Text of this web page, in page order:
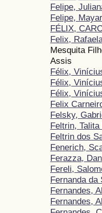
Felipe,
Felipe,
FÉLIX,
Felix,
Mesquita
Assis
Félix,
Félix,
Félix,
Felix
Felsky,
Feltrin, Talita
Feltrin dos
Fenerich,
Ferazza,
Fereli,
Fernanda da
Fernandes,
Fernandes,